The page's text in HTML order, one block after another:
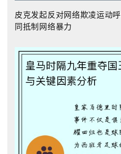
皮克发起反对网络欺凌运动
同抵制网络暴力